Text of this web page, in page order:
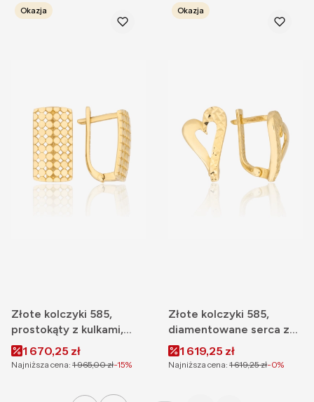
Okazja
Złote kolczyki 585,
prostokąty z kulkami,
zapięcie angielskie
Cena promocyjna
1 670,25 zł
Najniższa cena: 1 965,00 zł-15%
Okazja
Złote kolczyki 585,
diamentowane serca z
angielskim zapięciem
Cena promocyjna
1 619,25 zł
Najniższa cena: 1 619,25 zł-0%